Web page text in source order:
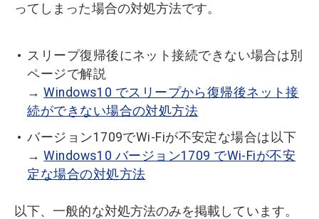
ってしまった場合の対処方法です。
スリープ復帰後にネット接続できない場合は別
ページで解説
→Windows10 でスリープから復帰後ネット接
続ができない場合の対処方法
バージョン1709でWi-Fiが不安定な場合は以下
→Windows10 バージョン1709 でWi-Fiが不安
定な場合の対処方法
以下、一般的な対処方法のみを掲載しています。